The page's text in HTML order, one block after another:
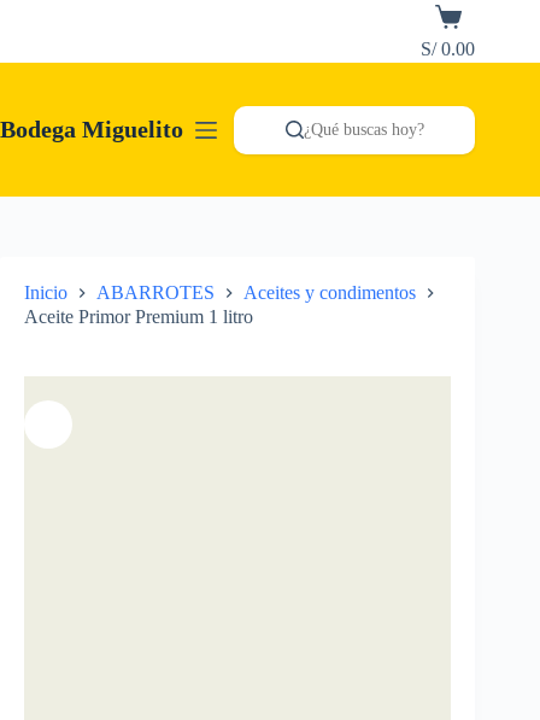
Carro
de
compra
S/0.00
Bodega Miguelito ¿Qué buscas hoy?
Inicio ABARROTES
Aceites y condimentos
Aceite Primor Premium 1 litro